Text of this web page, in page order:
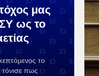
μας
ως το
το
πως